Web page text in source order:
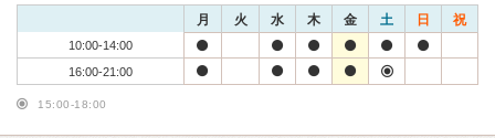
月 火 水 木 金 土 日 祝
10:00-14:00
16:00-21:00
15:00-18:00